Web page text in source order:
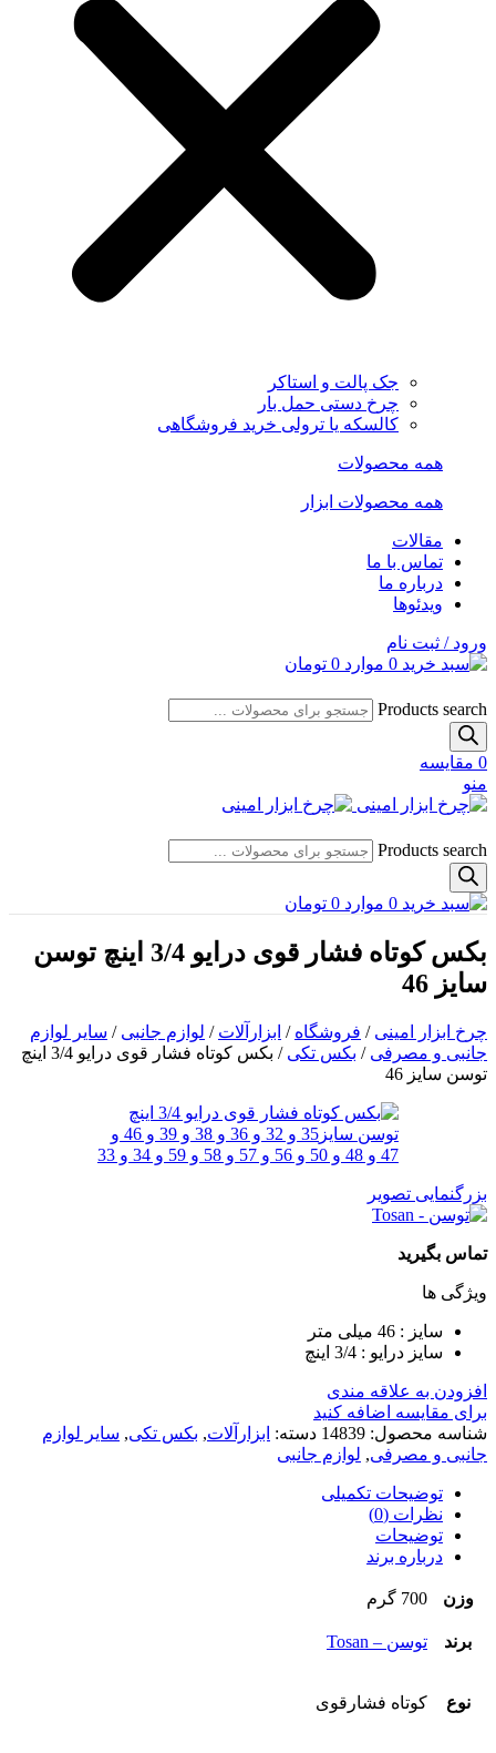
جک پالت و استاکر
چرخ دستی حمل بار
کالسکه یا ترولی خرید فروشگاهی
همه محصولات
همه محصولات ابزار
مقالات
تماس با ما
درباره ما
ویدئوها
ورود / ثبت نام
0 موارد 0 تومان
Products search
0 مقایسه
منو
Products search
0 موارد 0 تومان
بکس کوتاه فشار قوی درایو 3/4 اینچ توسن
سایز 46
چرخ ابزار امینی / فروشگاه / ابزارآلات / لوازم جانبی / سایر لوازم
جانبی و مصرفی / بکس تکی /
بکس کوتاه فشار قوی درایو 3/4 اینچ
توسن سایز 46
بزرگنمایی تصویر
تماس بگیرید
ویژگی ها
سایز : 46 میلی متر
سایز درایو : 3/4 اینچ
افزودن به علاقه مندی
برای مقایسه اضافه کنید
شناسه محصول: 14839 دسته: ابزارآلات, بکس تکی, سایر لوازم
جانبی و مصرفی, لوازم جانبی
توضیحات تکمیلی
نظرات (0)
توضیحات
درباره برند
وزن 700 گرم
برند توسن – Tosan
نوع کوتاه فشارقوی